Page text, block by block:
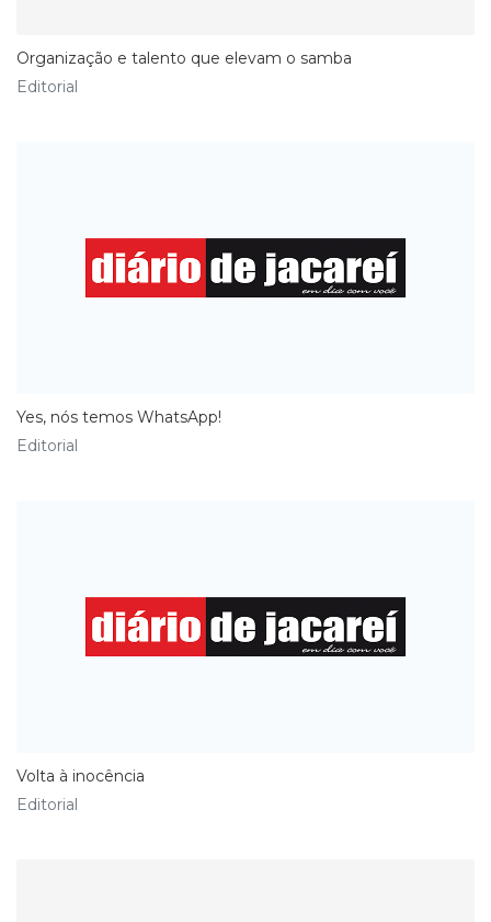
​Organização e talento que elevam o samba
Editorial
Yes, nós temos WhatsApp!
Editorial
Volta à inocência
Editorial